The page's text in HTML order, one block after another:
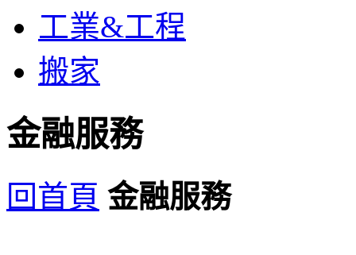
工業&工程
搬家
金融服務
回首頁 金融服務